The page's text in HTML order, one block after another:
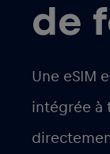
de
Une eSIM
intégrée à